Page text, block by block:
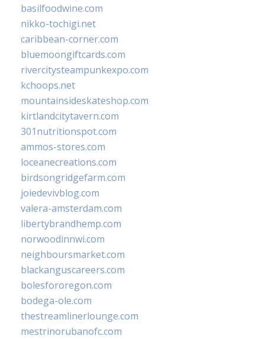
basilfoodwine.com
nikko-tochigi.net
caribbean-corner.com
bluemoongiftcards.com
rivercitysteampunkexpo.com
kchoops.net
mountainsideskateshop.com
kirtlandcitytavern.com
301nutritionspot.com
ammos-stores.com
loceanecreations.com
birdsongridgefarm.com
joiedevivblog.com
valera-amsterdam.com
libertybrandhemp.com
norwoodinnwi.com
neighboursmarket.com
blackanguscareers.com
bolesfororegon.com
bodega-ole.com
thestreamlinerlounge.com
mestrinorubanofc.com